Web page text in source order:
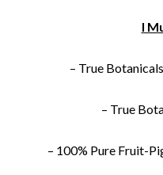
I
– True
– True
– 100% Pure Fruit-